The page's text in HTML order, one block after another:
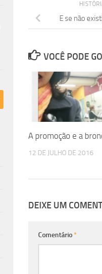
E se não
VOCÊ PODE
A promoção e a
12 DE JULHO DE 2016
DEIXE UM
Comentário*